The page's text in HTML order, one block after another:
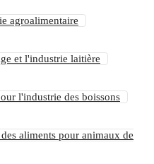
agroalimentaire
et l'industrie laitière
l'industrie des boissons
aliments pour animaux de